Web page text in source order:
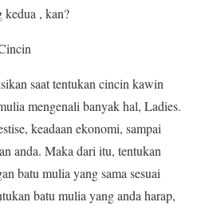
kedua , kan?
saat tentukan cincin kawin
mengenali banyak hal, Ladies.
keadaan ekonomi, sampai
anda. Maka dari itu, tentukan
batu mulia yang sama sesuai
batu mulia yang anda harap,